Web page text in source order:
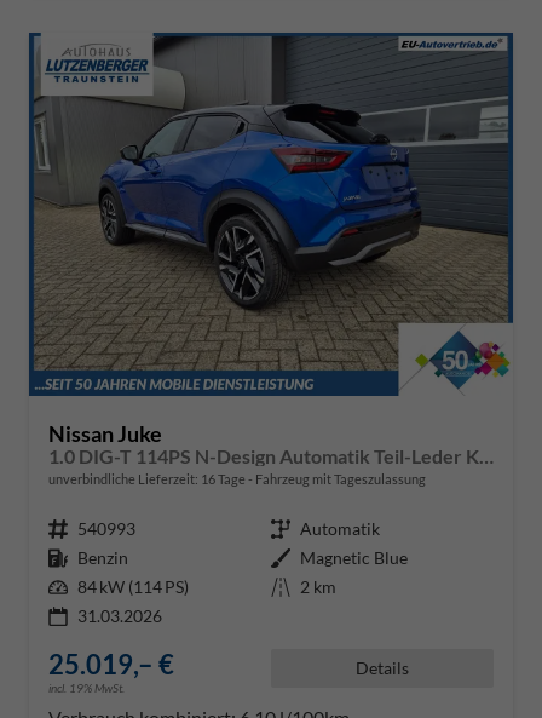
Nissan Juke
unverbindliche Lieferzeit: 16 Tage Fahrzeug mit Tageszulassung
Fahrzeugnr. 540993 Getriebe Automatik
Kraftstoff Benzin Außenfarbe Magnetic Blue
Leistung 84 kW (114 PS) Kilometerstand 2 km
31.03.2026
25.019,– €
incl. 19% MwSt.
Details